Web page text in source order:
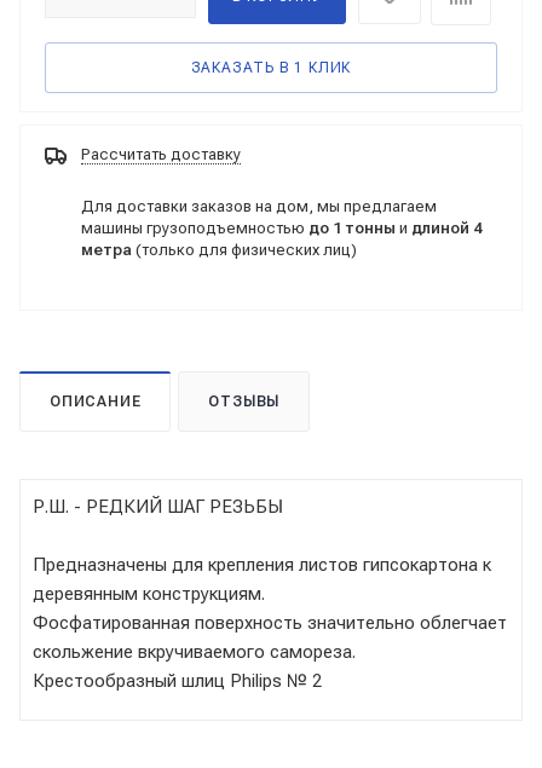
ЗАКАЗАТЬ В 1 КЛИК
Рассчитать доставку
Для доставки заказов на дом, мы предлагаем
машины грузоподъемностью до 1 тонны и длиной 4
метра (только для физических лиц)
ОПИСАНИЕ ОТЗЫВЫ
Р.Ш. - РЕДКИЙ ШАГ РЕЗЬБЫ
Предназначены для крепления листов гипсокартона к
деревянным конструкциям.
Фосфатированная поверхность значительно облегчает
скольжение вкручиваемого самореза.
Крестообразный шлиц Philips № 2